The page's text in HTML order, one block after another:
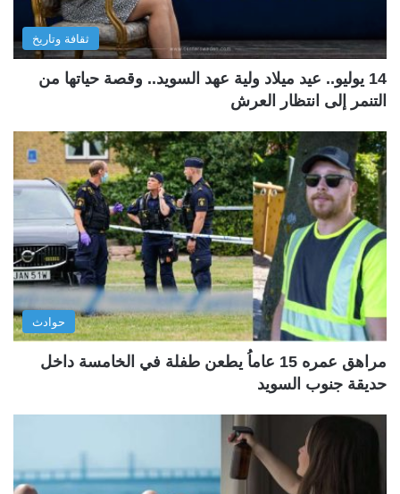
ثقافة وتاريخ
14 يوليو.. عيد ميلاد ولية عهد السويد.. وقصة حياتها من
التنمر إلى انتظار العرش
حوادث
مراهق عمره 15 عاماُ يطعن طفلة في الخامسة داخل
حديقة جنوب السويد